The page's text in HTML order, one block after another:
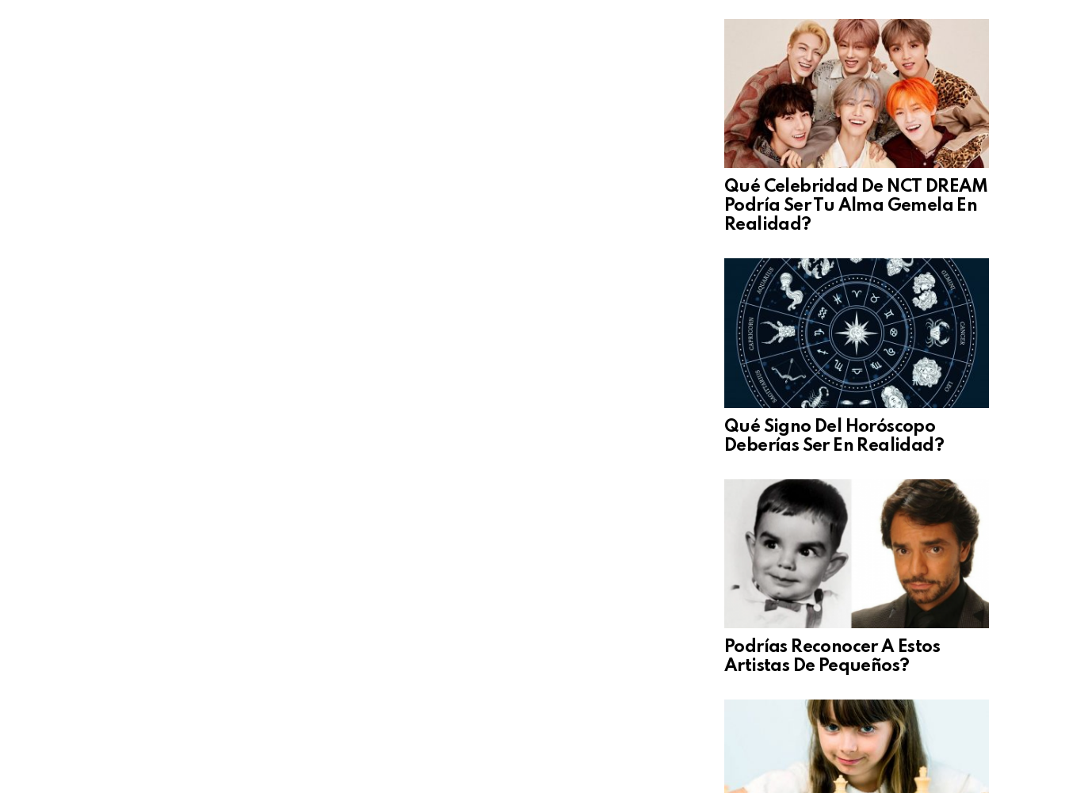
Qué Celebridad De NCT DREAM
Podría Ser Tu Alma Gemela En
Realidad?
Qué Signo Del Horóscopo
Deberías Ser En Realidad?
Podrías Reconocer A Estos
Artistas De Pequeños?